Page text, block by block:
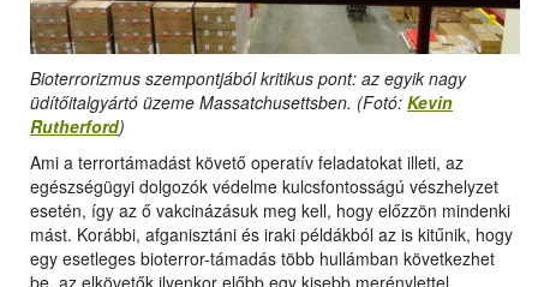
Bioterrorizmus szempontjából kritikus pont: az egyik nagy
üdítőitalgyártó üzeme Massatchusettsben. (Fotó: Kevin
Rutherford)
Ami a terrortámadást követő operatív feladatokat illeti, az
egészségügyi dolgozók védelme kulcsfontosságú vészhelyzet
esetén, így az ő vakcinázásuk meg kell, hogy előzzön mindenki
mást. Korábbi, afganisztáni és iraki példákból az is kitűnik, hogy
egy esetleges bioterror-támadás több hullámban következhet